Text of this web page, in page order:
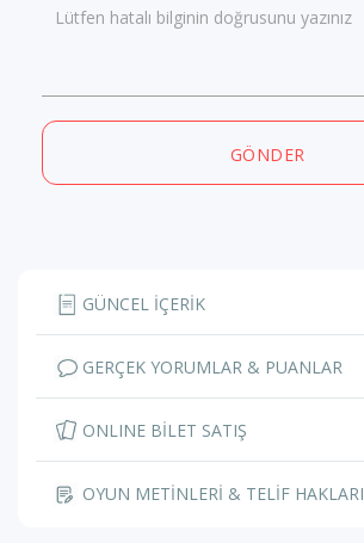
Lütfen hatalı bilginin doğrusunu yazınız
GÖNDER
GÜNCEL İÇERİK
GERÇEK YORUMLAR & PUANLAR
ONLINE BİLET SATIŞ
OYUN METİNLERİ & TELİF HAKLARI